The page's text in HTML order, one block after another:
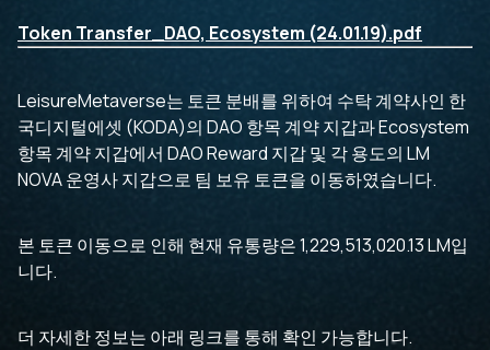
Token Transfer_DAO, Ecosystem (24.01.19).pdf
LeisureMetaverse는 토큰 분배를 위하여 수탁 계약사인 한
국디지털에셋 (KODA)의 DAO 항목 계약 지갑과 Ecosystem
항목 계약 지갑에서 DAO Reward 지갑 및 각 용도의 LM
NOVA 운영사 지갑으로 팀 보유 토큰을 이동하였습니다.
본 토큰 이동으로 인해 현재 유통량은 1,229,513,020.13 LM입
니다.
더 자세한 정보는 아래 링크를 통해 확인 가능합니다.